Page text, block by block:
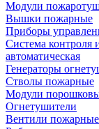
Модули
Вышки пожарные
Приборы
Система контроля
автоматическая
Генераторы
Стволы пожарные
Модули
Огнетушители
Вентили пожарные